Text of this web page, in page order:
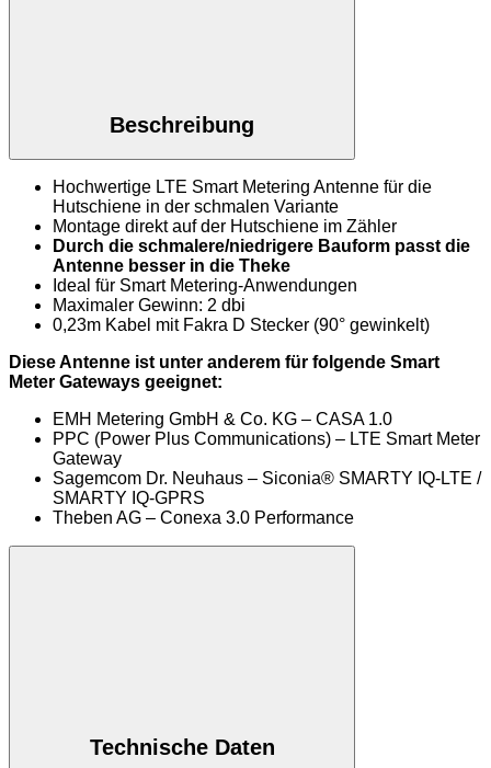
Beschreibung
Hochwertige LTE Smart Metering Antenne für die
Hutschiene in der schmalen Variante
Montage direkt auf der Hutschiene im Zähler
Durch die schmalere/niedrigere Bauform passt die
Antenne besser in die Theke
Ideal für Smart Metering-Anwendungen
Maximaler Gewinn: 2 dbi
0,23m Kabel mit Fakra D Stecker (90° gewinkelt)
Diese Antenne ist unter anderem für folgende Smart
Meter Gateways geeignet:
EMH Metering GmbH & Co. KG – CASA 1.0
PPC (Power Plus Communications) – LTE Smart Meter
Gateway
Sagemcom Dr. Neuhaus – Siconia® SMARTY IQ-LTE /
SMARTY IQ-GPRS
Theben AG – Conexa 3.0 Performance
Technische Daten